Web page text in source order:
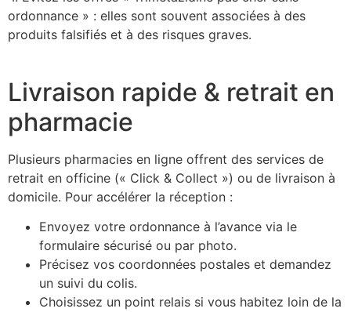
ordonnance » : elles sont souvent associées à des
produits falsifiés et à des risques graves.
Livraison rapide & retrait en
pharmacie
Plusieurs pharmacies en ligne offrent des services de
retrait en officine (« Click & Collect ») ou de livraison à
domicile. Pour accélérer la réception :
Envoyez votre ordonnance à l’avance via le
formulaire sécurisé ou par photo.
Précisez vos coordonnées postales et demandez
un suivi du colis.
Choisissez un point relais si vous habitez loin de la